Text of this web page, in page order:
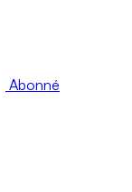
Abonné